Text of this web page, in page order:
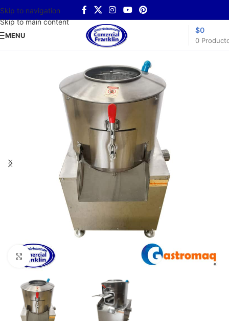
Skip to navigation
Skip to main content
MENU
0
$0
Haga clic para ampliar